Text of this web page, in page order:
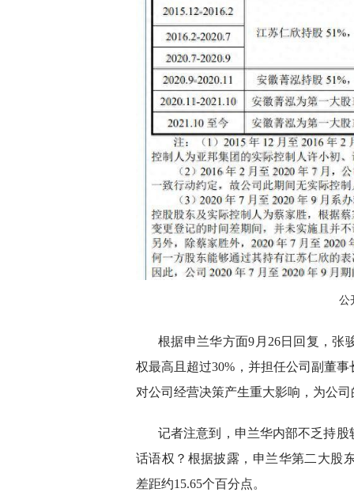
公
根据申兰华方面9月26日回复，张
权最高且超过30%，并担任公司副董
对公司经营决策产生重大影响，为公
记者注意到，申兰华内部不乏持
话语权？根据披露，申兰华第二大股
差距约15.65个百分点。